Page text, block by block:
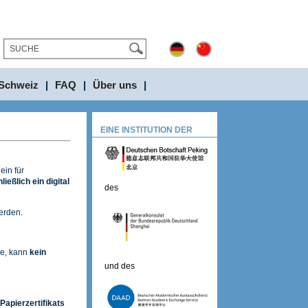
| FAQ | Über uns |
ein für
ein digital
kann kein
EINE INSTITUTION DER
des
und des